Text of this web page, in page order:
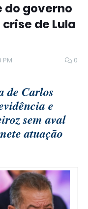
do governo
de Lula
PM 0
de Carlos
e
sem aval
atuação